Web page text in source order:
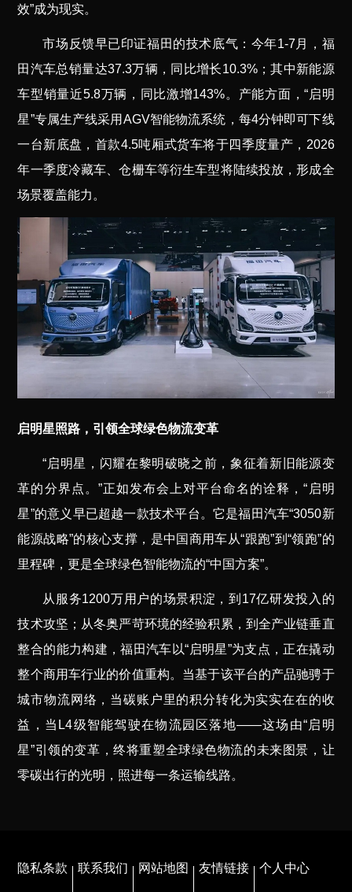
效”成为现实。
市场反馈早已印证福田的技术底气：今年1-7月，福
田汽车总销量达37.3万辆，同比增长10.3%；其中新能源
车型销量近5.8万辆，同比激增143%。产能方面，“启明
星”专属生产线采用AGV智能物流系统，每4分钟即可下线
一台新底盘，首款4.5吨厢式货车将于四季度量产，2026
年一季度冷藏车、仓栅车等衍生车型将陆续投放，形成全
场景覆盖能力。
启明星照路，引领全球绿色物流变革
“启明星，闪耀在黎明破晓之前，象征着新旧能源变
革的分界点。”正如发布会上对平台命名的诠释，“启明
星”的意义早已超越一款技术平台。它是福田汽车“3050新
能源战略”的核心支撑，是中国商用车从“跟跑”到“领跑”的
里程碑，更是全球绿色智能物流的“中国方案”。
从服务1200万用户的场景积淀，到17亿研发投入的
技术攻坚；从冬奥严苛环境的经验积累，到全产业链垂直
整合的能力构建，福田汽车以“启明星”为支点，正在撬动
整个商用车行业的价值重构。当基于该平台的产品驰骋于
城市物流网络，当碳账户里的积分转化为实实在在的收
益，当L4级智能驾驶在物流园区落地——这场由“启明
星”引领的变革，终将重塑全球绿色物流的未来图景，让
零碳出行的光明，照进每一条运输线路。
隐私条款 联系我们 网站地图 友情链接 个人中心